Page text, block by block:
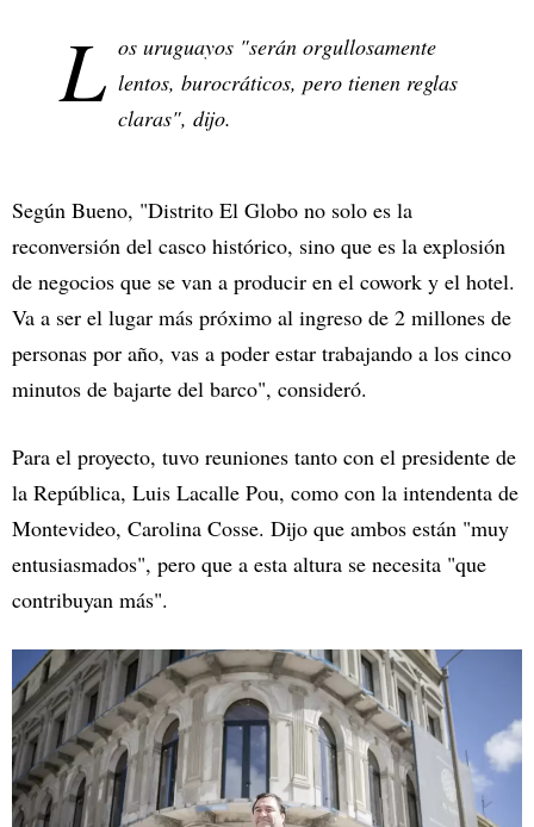
L os uruguayos "serán orgullosamente
lentos, burocráticos, pero tienen reglas
claras", dijo.
Según Bueno, "Distrito El Globo no solo es la
reconversión del casco histórico, sino que es la explosión
de negocios que se van a producir en el cowork y el hotel.
Va a ser el lugar más próximo al ingreso de 2 millones de
personas por año, vas a poder estar trabajando a los cinco
minutos de bajarte del barco", consideró.
Para el proyecto, tuvo reuniones tanto con el presidente de
la República, Luis Lacalle Pou, como con la intendenta de
Montevideo, Carolina Cosse. Dijo que ambos están "muy
entusiasmados", pero que a esta altura se necesita "que
contribuyan más".